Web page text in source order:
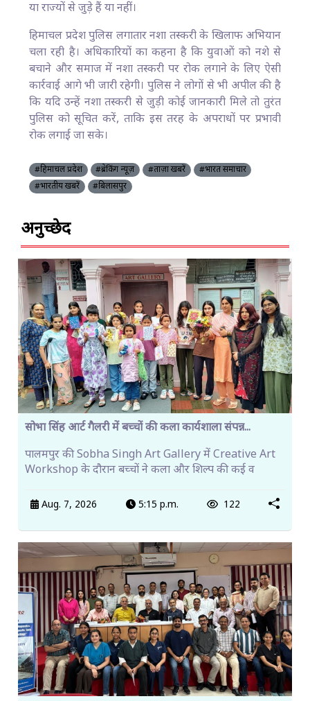
या राज्यों से जुड़े हैं या नहीं।
हिमाचल प्रदेश पुलिस लगातार नशा तस्करी के खिलाफ अभियान
चला रही है। अधिकारियों का कहना है कि युवाओं को नशे से
बचाने और समाज में नशा तस्करी पर रोक लगाने के लिए ऐसी
कार्रवाई आगे भी जारी रहेगी। पुलिस ने लोगों से भी अपील की है
कि यदि उन्हें नशा तस्करी से जुड़ी कोई जानकारी मिले तो तुरंत
पुलिस को सूचित करें, ताकि इस तरह के अपराधों पर प्रभावी
रोक लगाई जा सके।
#हिमाचल प्रदेश #ब्रेकिंग न्यूज़ #ताज़ा खबरें
#भारत समाचार
#भारतीय खबरें
#बिलासपुर
अनुच्छेद
सोभा सिंह आर्ट गैलरी में बच्चों की कला कार्यशाला संपन्न...
पालमपुर की Sobha Singh Art Gallery में Creative Art
Workshop के दौरान बच्चों ने कला और शिल्प की कई व
Aug. 7, 2026 5:15 p.m. 122